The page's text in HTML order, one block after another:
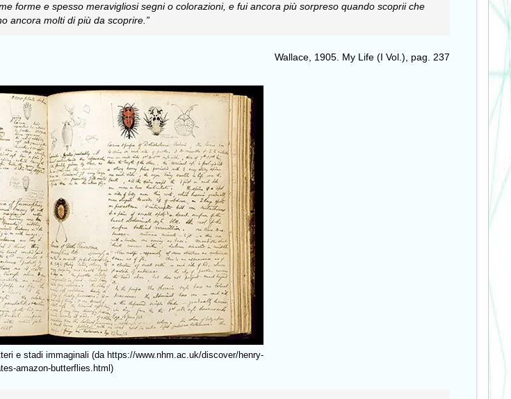
forme e spesso meravigliosi segni o colorazioni, e fui ancora più sorpreso quando scoprii che
ancora molti di più da scoprire.”
Wallace, 1905. My Life (I Vol.), pag. 237
e stadi immaginali (da https://www.nhm.ac.uk/discover/henry-
amazon-butterflies.html)